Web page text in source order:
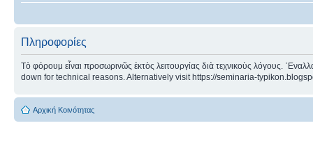
Πληροφορίες
Τὸ φόρουμ εἶναι προσωρινῶς ἐκτὸς λειτουργίας διὰ τεχνικοὺς λόγους.
down for technical reasons. Alternatively visit https://seminaria-
Αρχική Κοινότητας